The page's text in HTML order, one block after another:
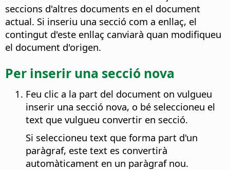
seccions d'altres documents en el document
actual. Si inseriu una secció com a enllaç, el
contingut d'este enllaç canviarà quan modifiqueu
el document d'origen.
Per inserir una secció nova
Feu clic a la part del document on vulgueu
inserir una secció nova, o bé seleccioneu el
text que vulgueu convertir en secció.
Si seleccioneu text que forma part d'un
paràgraf, este text es convertirà
automàticament en un paràgraf nou.